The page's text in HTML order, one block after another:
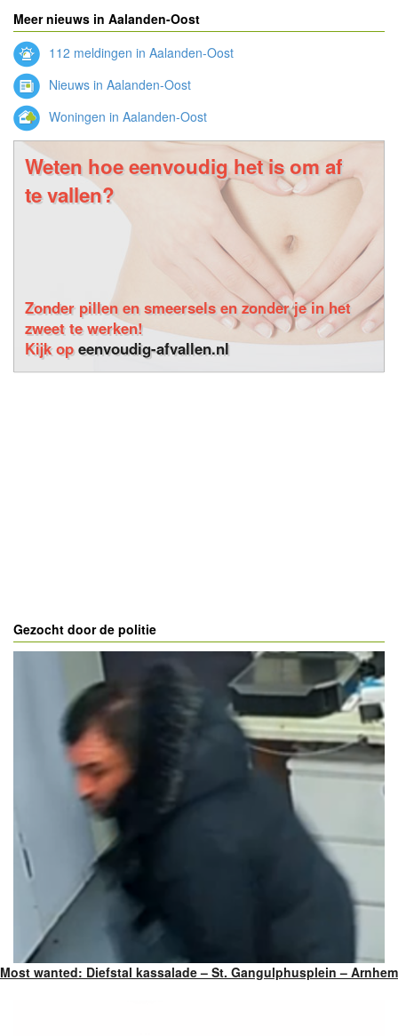
Meer nieuws in Aalanden-Oost
112 meldingen in Aalanden-Oost
Nieuws in Aalanden-Oost
Woningen in Aalanden-Oost
Weten hoe eenvoudig het is om af
te vallen?
Zonder pillen en smeersels en zonder je in het
zweet te werken!
Kijk opeenvoudig-afvallen.nl
Gezocht door de politie
Most wanted: Diefstal kassalade – St. Gangulphusplein – Arnhem